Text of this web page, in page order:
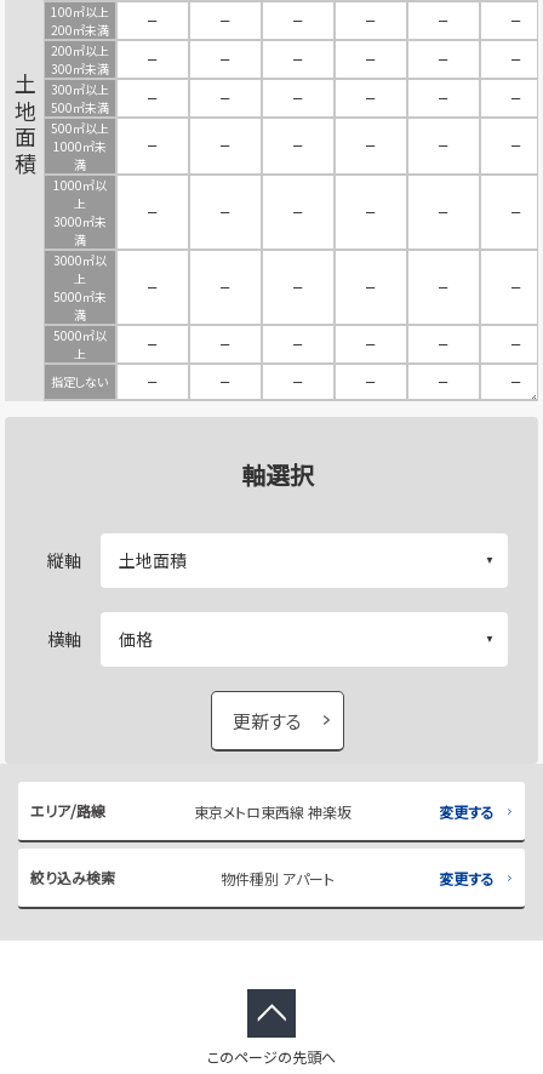
土地面積
100㎡以上
200㎡未満
－ － － － －
－
200㎡以上
300㎡未満
－ － － － －
－
300㎡以上
500㎡未満
－ － － － －
－
500㎡以上
1000㎡未
満
－ － － － － －
1000㎡以
上
3000㎡未
満
－ － － － － －
3000㎡以
上
5000㎡未
満
－ － － － － －
5000㎡以
上
－ － － － － －
指定しない － － － － － －
軸選択
縦軸
横軸
更新する
エリア/路線 東京メトロ東西線 神楽坂 変更する
絞り込み検索 物件種別 アパート 変更する
このページの先頭へ